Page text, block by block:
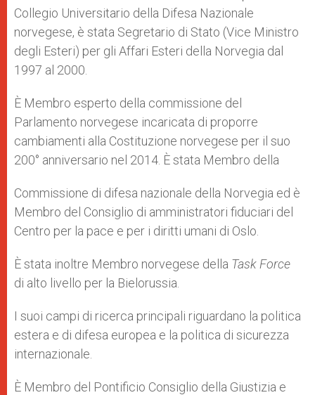
Collegio Universitario della Difesa Nazionale
norvegese, è stata Segretario di Stato (Vice Ministro
degli Esteri) per gli Affari Esteri della Norvegia dal
1997 al 2000.
È Membro esperto della commissione del
Parlamento norvegese incaricata di proporre
cambiamenti alla Costituzione norvegese per il suo
200° anniversario nel 2014. È stata Membro della
Commissione di difesa nazionale della Norvegia ed è
Membro del Consiglio di amministratori fiduciari del
Centro per la pace e per i diritti umani di Oslo.
È stata inoltre Membro norvegese della Task Force
di alto livello per la Bielorussia.
I suoi campi di ricerca principali riguardano la politica
estera e di difesa europea e la politica di sicurezza
internazionale.
È Membro del Pontificio Consiglio della Giustizia e